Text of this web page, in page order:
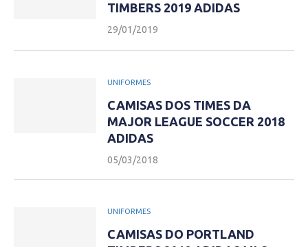
TIMBERS 2019 ADIDAS
29/01/2019
UNIFORMES
CAMISAS DOS TIMES DA
MAJOR LEAGUE SOCCER 2018
ADIDAS
05/03/2018
UNIFORMES
CAMISAS DO PORTLAND